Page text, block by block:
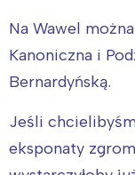
Na Wawel
Kanoniczna i
Bernardyńską.
Jeśli
eksponaty